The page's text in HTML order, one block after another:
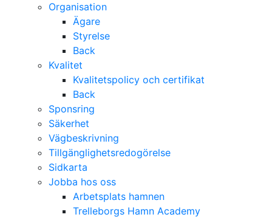
Organisation
Ägare
Styrelse
Back
Kvalitet
Kvalitetspolicy och certifikat
Back
Sponsring
Säkerhet
Vägbeskrivning
Tillgänglighetsredogörelse
Sidkarta
Jobba hos oss
Arbetsplats hamnen
Trelleborgs Hamn Academy